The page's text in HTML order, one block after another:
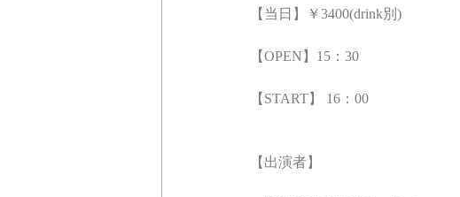
【当日】￥3400(drink別)
【OPEN】15：30
【START】 16：00
【出演者】